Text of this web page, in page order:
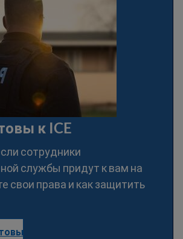
к ICE
сотрудники
службы придут к вам на
свои права и как защитить